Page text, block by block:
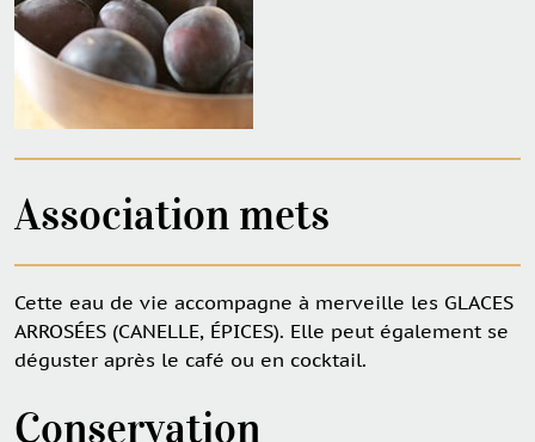
Association mets
Cette eau de vie accompagne à merveille les GLACES
ARROSÉES (CANELLE, ÉPICES). Elle peut également se
déguster après le café ou en cocktail.
Conservation